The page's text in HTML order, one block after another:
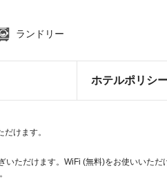
ランドリー
ホテルポリシ
けます。
ただけます。WiFi (無料)をお使いいた